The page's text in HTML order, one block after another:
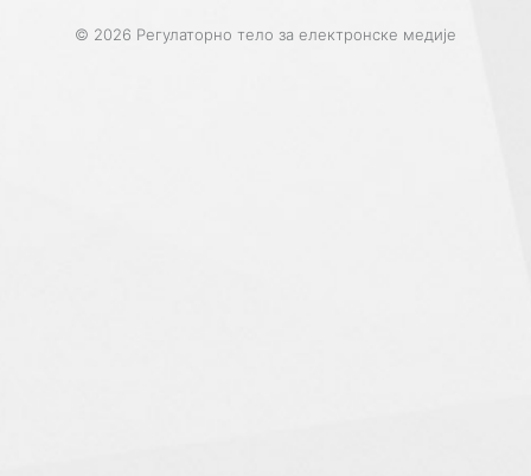
© 2026 Регулаторно тело за електронске медије